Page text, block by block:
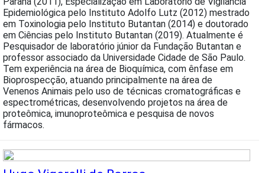
Epidemiológica pelo Instituto Adolfo Lutz (2012) mestrado
em Toxinologia pelo Instituto Butantan (2014) e doutorado
em Ciências pelo Instituto Butantan (2019). Atualmente é
Pesquisador de laboratório júnior da Fundação Butantan e
professor associado da Universidade Cidade de São Paulo.
Tem experiência na área de Bioquímica, com ênfase em
Bioprospecção, atuando principalmente na área de
Venenos Animais pelo uso de técnicas cromatográficas e
espectrométricas, desenvolvendo projetos na área de
proteômica, imunoproteômica e pesquisa de novos
fármacos.